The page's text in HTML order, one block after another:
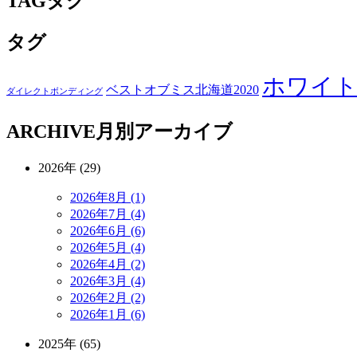
タグ
ダイレクトボンディング ベストオブミス北海道2020 ホワイ
ARCHIVE月別アーカイブ
2026年 (29)
2026年8月 (1)
2026年7月 (4)
2026年6月 (6)
2026年5月 (4)
2026年4月 (2)
2026年3月 (4)
2026年2月 (2)
2026年1月 (6)
2025年 (65)